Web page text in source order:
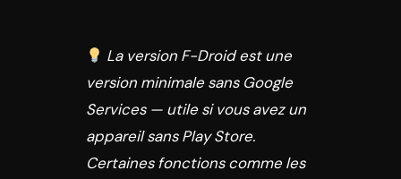
La version F-Droid est une
version minimale sans Google
Services — utile si vous avez un
appareil sans Play Store.
Certaines fonctions comme les